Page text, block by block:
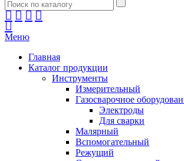
Меню
Главная
Каталог продукции
Инструменты
Измерительный
Газосварочное
Электроды
Для сварки
Малярный
Вспомогательный
Режущий